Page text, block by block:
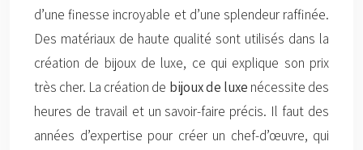
d’une finesse incroyable et d’une splendeur raffinée.
Des matériaux de haute qualité sont utilisés dans la
création de bijoux de luxe, ce qui explique son prix
très cher. La création de bijoux de luxe nécessite des
heures de travail et un savoir-faire précis. Il faut des
années d’expertise pour créer un chef-d’œuvre, qui